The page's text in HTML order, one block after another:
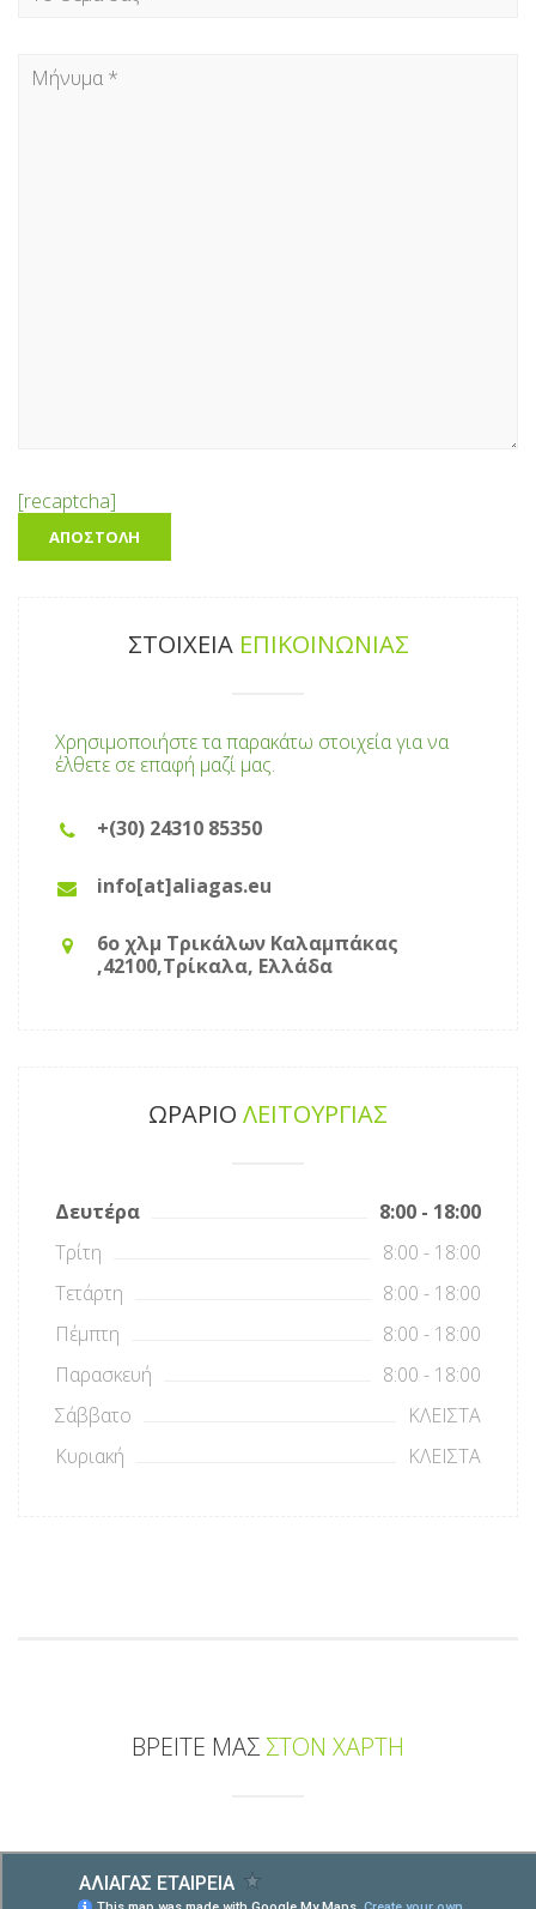
[recaptcha]
ΣΤΟΙΧΕΙΑ ΕΠΙΚΟΙΝΩΝΙΑΣ
Χρησιμοποιήστε τα παρακάτω στοιχεία για να
έλθετε σε επαφή μαζί μας.
+(30) 24310 85350
info[at]aliagas.eu
6o χλμ Τρικάλων Καλαμπάκας
,42100,Τρίκαλα, Ελλάδα
ΩΡΑΡΙΟ ΛΕΙΤΟΥΡΓΙΑΣ
Δευτέρα
8:00 - 18:00
Τρίτη
8:00 - 18:00
Τετάρτη
8:00 - 18:00
Πέμπτη
8:00 - 18:00
Παρασκευή
8:00 - 18:00
Σάββατο
ΚΛΕΙΣΤΑ
Κυριακή
ΚΛΕΙΣΤΑ
ΒΡΕΙΤΕ ΜΑΣ ΣΤΟΝ ΧΑΡΤΗ